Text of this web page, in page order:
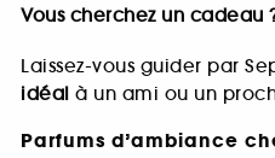
Vous cherchez un cadeau
Laissez-vous guider par
idéal à un ami ou un
Parfums d’ambiance